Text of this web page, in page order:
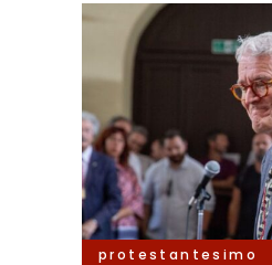
protestantesimo